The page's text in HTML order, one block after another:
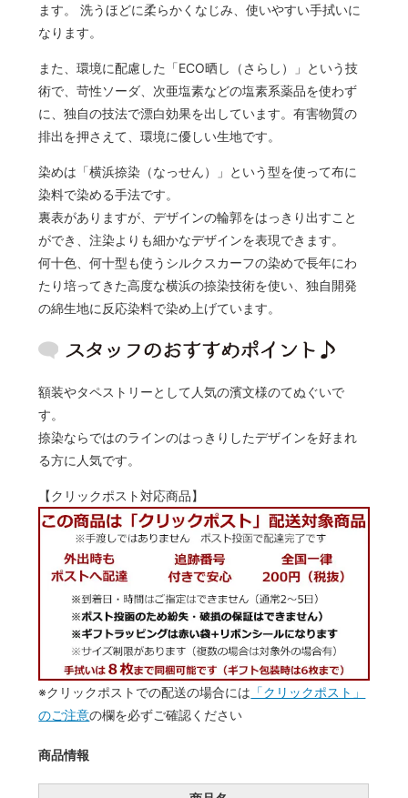
ます。 洗うほどに柔らかくなじみ、使いやすい手拭いに
なります。
また、環境に配慮した「ECO晒し（さらし）」という技
術で、苛性ソーダ、次亜塩素などの塩素系薬品を使わず
に、独自の技法で漂白効果を出しています。有害物質の
排出を押さえて、環境に優しい生地です。
染めは「横浜捺染（なっせん）」という型を使って布に
染料で染める手法です。
裏表がありますが、デザインの輪郭をはっきり出すこと
ができ、注染よりも細かなデザインを表現できます。
何十色、何十型も使うシルクスカーフの染めで長年にわ
たり培ってきた高度な横浜の捺染技術を使い、独自開発
の綿生地に反応染料で染め上げています。
額装やタペストリーとして人気の濱文様のてぬぐいで
す。
捺染ならではのラインのはっきりしたデザインを好まれ
る方に人気です。
【クリックポスト対応商品】
※クリックポストでの配送の場合には 「クリックポスト」
のご注意の欄を必ずご確認ください
商品情報